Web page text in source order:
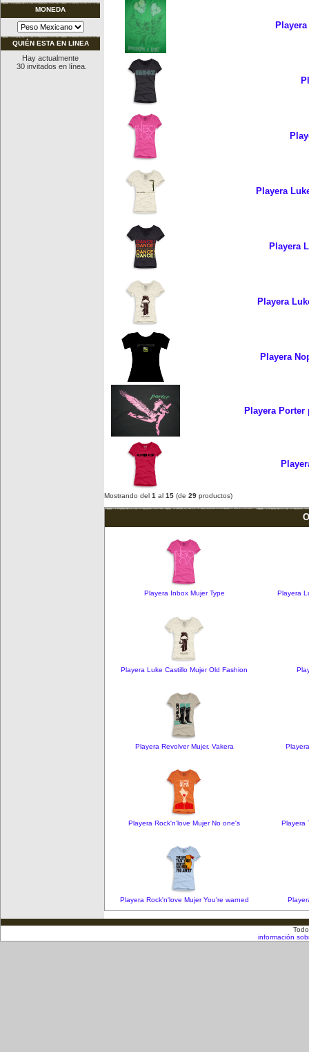
MONEDA
QUIÉN ESTA EN LINEA
Hay actualmente
30 invitados en línea.
Playera
Playera
Playera
Playera
Playera Porter
Mostrando del 1 al 15 (de 29 productos)
Playera Inbox Mujer Type Playera
Playera Luke Castillo Mujer Old Fashion
Playera Revolver Mujer. Vakera
Playera Rock'n'love Mujer No one's Playera
Playera Rock'n'love Mujer You're warned
información